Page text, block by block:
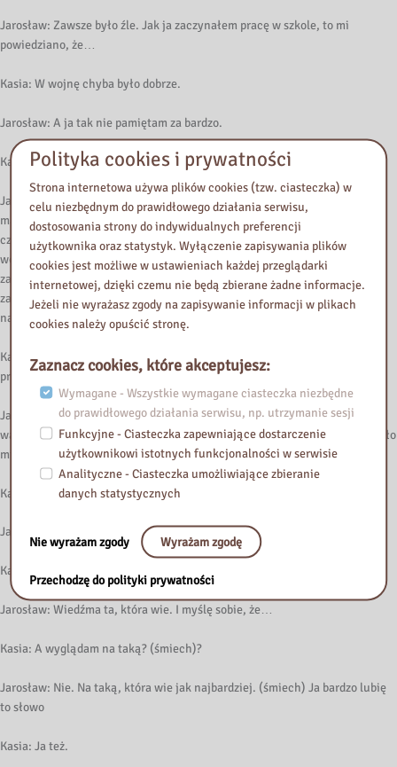
Jarosław: Zawsze było źle. Jak ja zaczynałem pracę w szkole, to mi
powiedziano, że…
Kasia: W wojnę chyba było dobrze.
Jarosław: A ja tak nie pamiętam za bardzo.
Kasia: Ja też nie, ale czytałam, że kiedyś to był autorytet.
Jarosław: Mój dziadek był nauczycielem przed wojną, był kierownikiem
małej szkoły w niewielkiej miejscowości w Wielkopolsce, był ustawionym
człowiekiem i tyle. Tak? W każdym razie to też nie jest prawda, że przed
wojną było lepiej, chociaż jeżeli porównamy ówczesną pragmatykę
zawodową, czyli taki rodzaj karty nauczyciela, akurat teraz się tym
zajmuję, bo za chwilę będzie rocznica, to ona bardzo była wspierająca
nauczycieli, naprawdę.
Kasia: Ten zawód kiedyś, właśnie mówię, że przed wojną cieszył się
prestiżem. Większym niż teraz na pewno.
Jarosław: No tak, ale to wynikało z tego, że też kwestia jakby świadomości
wartości osób, które wiedzą. Przepraszam, spojrzałem na panią, że pojawiło
mi się słowo wiedźma, bez żadnych skojarzeń.
Kasia: Absolutnie, ja się nie gniewam. Ja się bardzo podoba tę słowo.
Jarosław: Mi też się bardzo…
Kasia: Wiedźma ta, która wie.
Jarosław: Wiedźma ta, która wie. I myślę sobie, że…
Kasia: A wyglądam na taką? (śmiech)?
Jarosław: Nie. Na taką, która wie jak najbardziej. (śmiech) Ja bardzo lubię
to słowo
Kasia: Ja też.
Polityka cookies i prywatności
Strona internetowa używa plików cookies (tzw. ciasteczka) w
celu niezbędnym do prawidłowego działania serwisu,
dostosowania strony do indywidualnych preferencji
użytkownika oraz statystyk. Wyłączenie zapisywania plików
cookies jest możliwe w ustawieniach każdej przeglądarki
internetowej, dzięki czemu nie będą zbierane żadne informacje.
Jeżeli nie wyrażasz zgody na zapisywanie informacji w plikach
cookies należy opuścić stronę.
Zaznacz cookies, które akceptujesz:
Wymagane - Wszystkie wymagane ciasteczka niezbędne
do prawidłowego działania serwisu, np. utrzymanie sesji
Funkcyjne - Ciasteczka zapewniające dostarczenie
użytkownikowi istotnych funkcjonalności w serwisie
Analityczne - Ciasteczka umożliwiające zbieranie
danych statystycznych
Nie wyrażam zgody Wyrażam zgodę
Przechodzę do polityki prywatności